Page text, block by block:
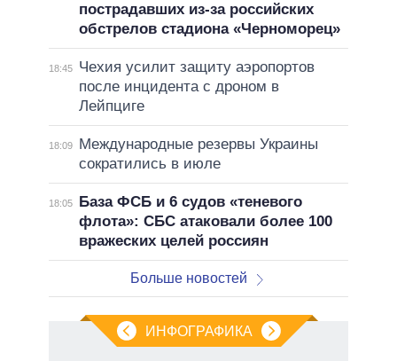
пострадавших из-за российских
обстрелов стадиона «Черноморец»
18:45
Чехия усилит защиту аэропортов
после инцидента с дроном в
Лейпциге
18:09
Международные резервы Украины
сократились в июле
18:05
База ФСБ и 6 судов «теневого
флота»: СБС атаковали более 100
вражеских целей россиян
Больше новостей
ИНФОГРАФИКА